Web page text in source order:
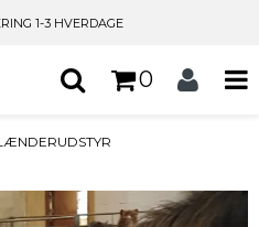
1-3 HVERDAGE
0